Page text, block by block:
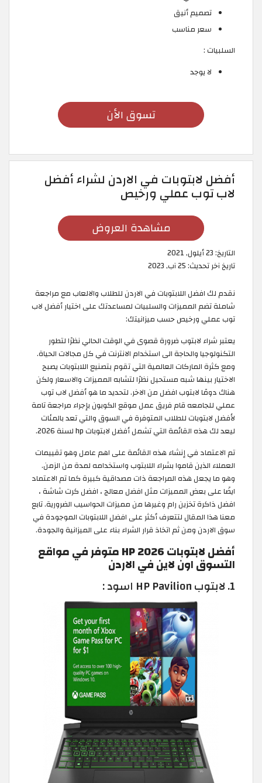
تصميم أنيق
سعر مناسب
السلبيات :
لا يوجد
تسوق الأن
أفضل لابتوبات في الاردن لشراء أفضل
لاب توب عملي ورخيص
مشاهدة العروض
التاريخ:23 أيلول, 2021
تاريخ آخر تحديث:25 آب, 2023
نقدم لك افضل اللابتوبات في الاردن للطلاب والالعاب مع مراجعة
شاملة تضم المميزات والسلبيات لمساعدتك على اختيار أفضل لاب
توب عملي ورخيص حسب ميزانيتك:
يعتبر شراء لابتوب ضرورة قصوى في الوقت الحالي نظرًا لتطور
التكنولوجيا والحاجة الى استخدام الانترنت في كل مجالات الحياة.
ومع كثرة الماركات العالمية التي تقوم بتصنيع اللابتوبات يصبح
الاختيار بينها شبه مستحيل نظرًا لتشابه المميزات والاسعار ولكن
هناك دومًا لابتوب افضل من الاخر. لتحديد ما هو أفضل لاب توب
عملي للجامعه قام فريق عمل موقع الكوبون بإجراء مراجعة تامة
لأفضل لابتوبات للطلاب المتوفرة في السوق والتي تعد بالمئات
ليعد لك هذه القائمة التي تشمل أفضل لابتوبات hp لسنة 2026.
تم الاعتماد في إنشاء هذه القائمة على اهم عامل وهو تقييمات
العملاء الذين قاموا بشراء اللابتوب واستخدامه لمدة من الزمن.
وهو ما يجعل هذه المراجعة ذات مصداقية كبيرة كما تم الاعتماد
ايضًا على بعض المميزات مثل افضل معالج ، افضل كرت شاشة ،
افضل ذاكرة تخزين رام وغيرها من مميزات الحواسيب الضرورية. تابع
معنا هذا المقال لتتعرف أكثر على افضل اللابتوبات الموجودة في
سوق الاردن ومن ثم اتخاذ قرار الشراء بناء على الميزانية والجودة.
أفضل لابتوبات HP 2026 متوفر في مواقع
التسوق اون لاين في الاردن
1. لابتوب HP Pavilion اسود :